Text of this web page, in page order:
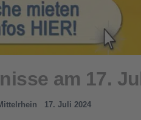
am 17.
17. Juli 2024